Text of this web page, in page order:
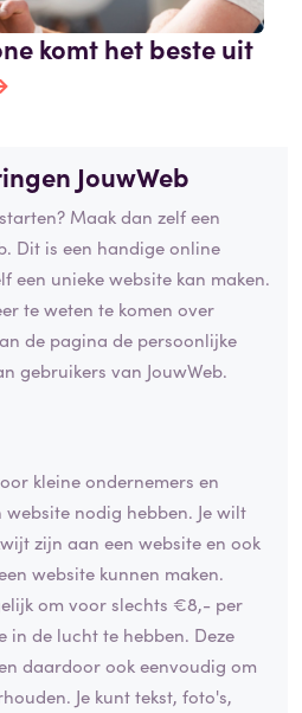
komt het beste uit
JouwWeb
Maak dan zelf een
Dit is een handige online
een unieke website kan maken.
te weten te komen over
de pagina de persoonlijke
gebruikers van JouwWeb.
kleine ondernemers en
nodig hebben. Je wilt
zijn aan een website en ook
website kunnen maken.
om voor slechts €8,- per
in de lucht te hebben. Deze
daardoor ook eenvoudig om
Je kunt tekst, foto's,